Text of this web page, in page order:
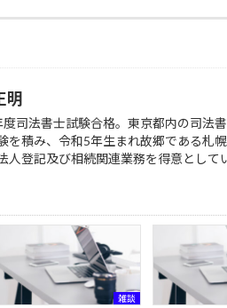
明
度司法書士試験合格。東京都内の司法
を積み、令和5年生まれ故郷である札
人登記及び相続関連業務を得意として
雑談